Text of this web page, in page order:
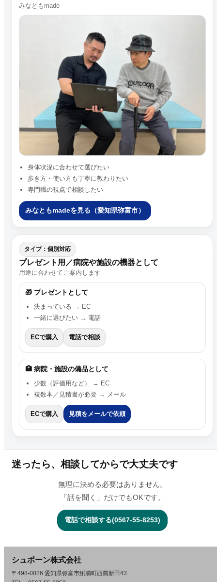
みなともmade
身体状況に合わせて選びたい
歩き方・使い方も丁寧に教わりたい
専門職の視点で相談したい
みなともmadeを見る（愛知県弥富市）
タイプ：個別対応
プレゼント用／病院や施設の機器として
用途に合わせてご案内します
🎁 プレゼントとして
決まっている → EC
一緒に選びたい → 電話
ECで購入 電話で相談
🏥 病院・施設の備品として
少数（評価用など） → EC
複数本／見積書が必要 → メール
ECで購入 見積をメールで依頼
迷ったら、相談してからで大丈夫です
無理に決める必要はありません。
「話を聞く」だけでもOKです。
電話で相談する(0567-55-8253)
シュポーン株式会社
〒498-0026 愛知県弥富市鯏浦町西前新田43